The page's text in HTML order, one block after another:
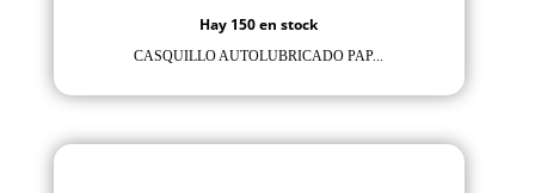
Hay 150 en stock
CASQUILLO AUTOLUBRICADO PAP...